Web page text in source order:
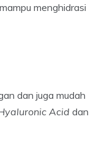
menghidrasi
dan juga mudah
Acid dan